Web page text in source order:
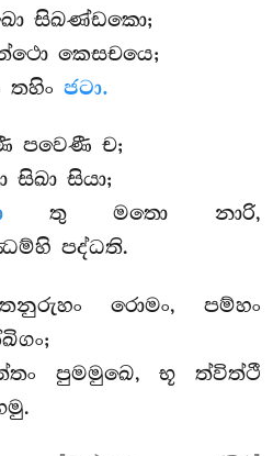
සිඛණ්ඩකො;
කෙසචයෙ;
තහිං ජටා.
පවෙණී ච;
සිඛා සියා;
තු මතො නාරි,
පද්ධති.
තනුරුහං රොමං, පම්හං
පුමමුඛෙ, භූ ත්විත්ථී